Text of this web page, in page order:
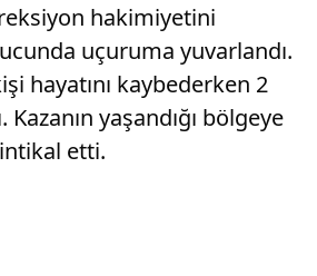
hakimiyetini
uçuruma yuvarlandı.
hayatını kaybederken 2
yaşandığı bölgeye
etti.